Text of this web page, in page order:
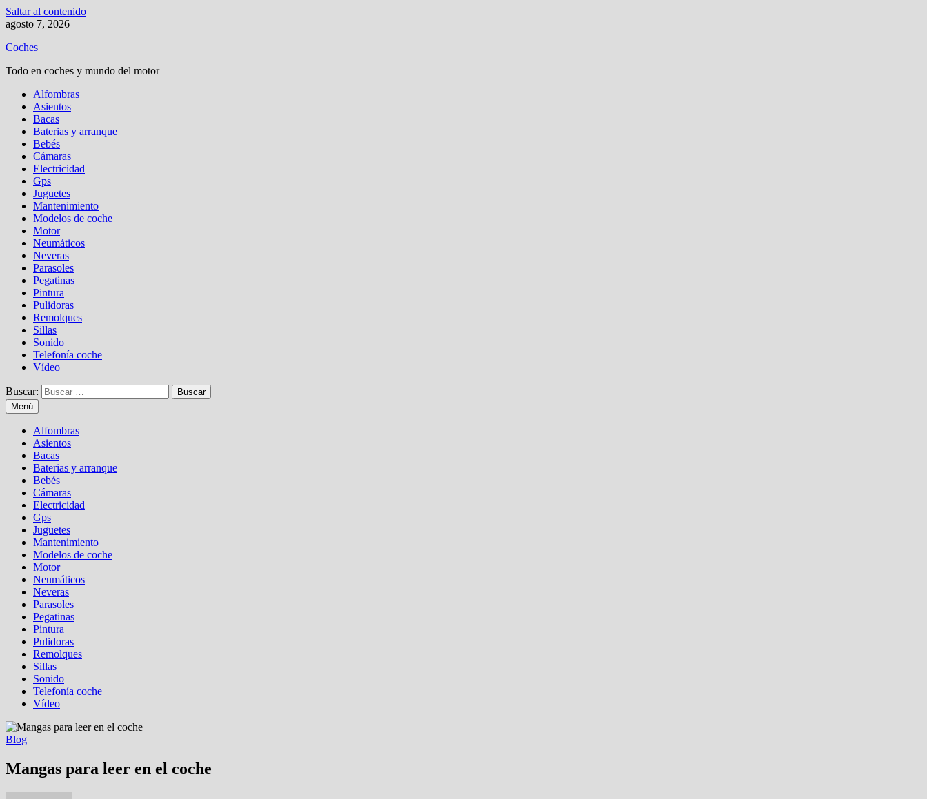
Saltar al contenido
agosto 7, 2026
Coches
Todo en coches y mundo del motor
Alfombras
Asientos
Bacas
Baterias y arranque
Bebés
Cámaras
Electricidad
Gps
Juguetes
Mantenimiento
Modelos de coche
Motor
Neumáticos
Neveras
Parasoles
Pegatinas
Pintura
Pulidoras
Remolques
Sillas
Sonido
Telefonía coche
Vídeo
Buscar:
Menú
Alfombras
Asientos
Bacas
Baterias y arranque
Bebés
Cámaras
Electricidad
Gps
Juguetes
Mantenimiento
Modelos de coche
Motor
Neumáticos
Neveras
Parasoles
Pegatinas
Pintura
Pulidoras
Remolques
Sillas
Sonido
Telefonía coche
Vídeo
Blog
Mangas para leer en el coche